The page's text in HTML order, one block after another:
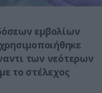
εμβολίων
των νεότερων
το στέλεχος